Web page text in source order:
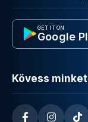
GET IT ON
Google
Kövess